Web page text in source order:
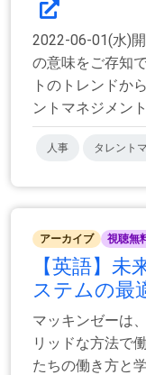
2022-06-01(水)
の意味をご存知
トのトレンドか
ントマネジメン
人事 タレント
アーカイブ 視聴無
【英語】
ステムの最
マッキンゼーは
リッドな方法で
たちの働き方と